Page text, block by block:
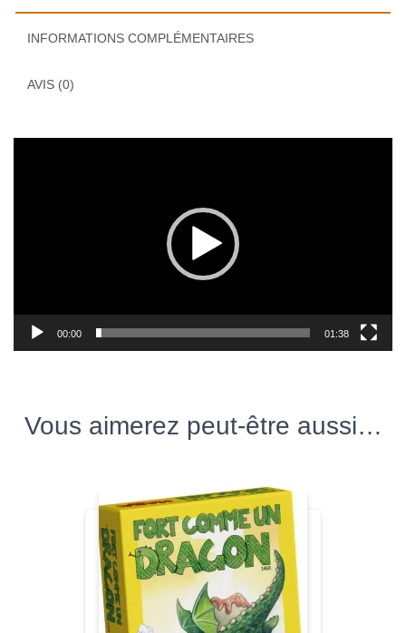
INFORMATIONS COMPLÉMENTAIRES
AVIS (0)
00:00 01:38
Vous aimerez peut-être aussi…